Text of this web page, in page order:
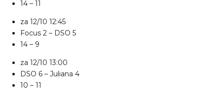
14 – 11
za 12/10 12:45
Focus 2 – DSO 5
14 – 9
za 12/10 13:00
DSO 6 – Juliana 4
10 – 11